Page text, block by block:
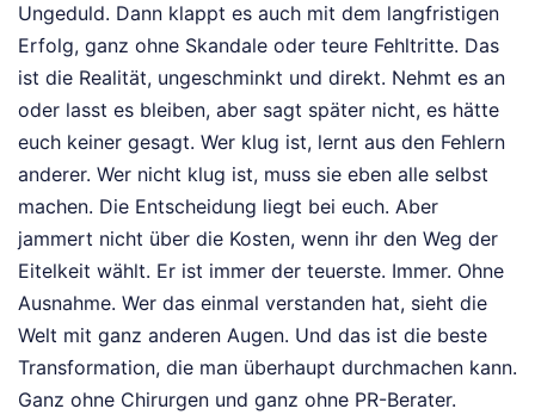
Ungeduld. Dann klappt es auch mit dem langfristigen
Erfolg, ganz ohne Skandale oder teure Fehltritte. Das
ist die Realität, ungeschminkt und direkt. Nehmt es an
oder lasst es bleiben, aber sagt später nicht, es hätte
euch keiner gesagt. Wer klug ist, lernt aus den Fehlern
anderer. Wer nicht klug ist, muss sie eben alle selbst
machen. Die Entscheidung liegt bei euch. Aber
jammert nicht über die Kosten, wenn ihr den Weg der
Eitelkeit wählt. Er ist immer der teuerste. Immer. Ohne
Ausnahme. Wer das einmal verstanden hat, sieht die
Welt mit ganz anderen Augen. Und das ist die beste
Transformation, die man überhaupt durchmachen kann.
Ganz ohne Chirurgen und ganz ohne PR-Berater.